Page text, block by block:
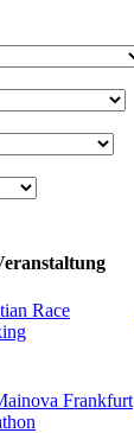
Race
Frankfurt